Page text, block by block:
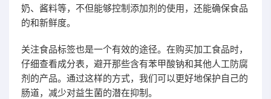
奶、酱料等，不但能够控制添加剂的使用，还能确保食品
的和新鲜度。
关注食品标签也是一个有效的途径。在购买加工食品时，
仔细查看成分表，避开那些含有苯甲酸钠和其他人工防腐
剂的产品。通过这样的方式，我们可以更好地保护自己的
肠道，减少对益生菌的潜在抑制。